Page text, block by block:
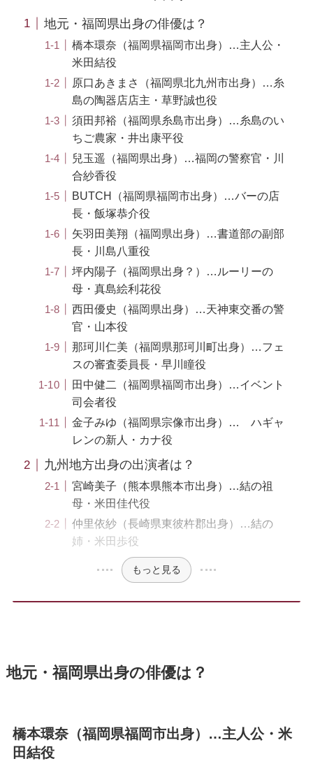
地元・福岡県出身の俳優は？
橋本環奈（福岡県福岡市出身）…主人公・
米田結役
原口あきまさ（福岡県北九州市出身）…糸
島の陶器店店主・草野誠也役
須田邦裕（福岡県糸島市出身）…糸島のい
ちご農家・井出康平役
兒玉遥（福岡県出身）…福岡の警察官・川
合紗香役
BUTCH（福岡県福岡市出身）…バーの店
長・飯塚恭介役
矢羽田美翔（福岡県出身）…書道部の副部
長・川島八重役
坪内陽子（福岡県出身？）…ルーリーの
母・真島絵利花役
西田優史（福岡県出身）…天神東交番の警
官・山本役
那珂川仁美（福岡県那珂川町出身）…フェ
スの審査委員長・早川瞳役
田中健二（福岡県福岡市出身）…イベント
司会者役
金子みゆ（福岡県宗像市出身）… ハギャ
レンの新人・カナ役
九州地方出身の出演者は？
宮崎美子（熊本県熊本市出身）…結の祖
母・米田佳代役
仲里依紗（長崎県東彼杵郡出身）…結の
姉・米田歩役
もっと見る
地元・福岡県出身の俳優は？
橋本環奈（福岡県福岡市出身）…主人公・米
田結役